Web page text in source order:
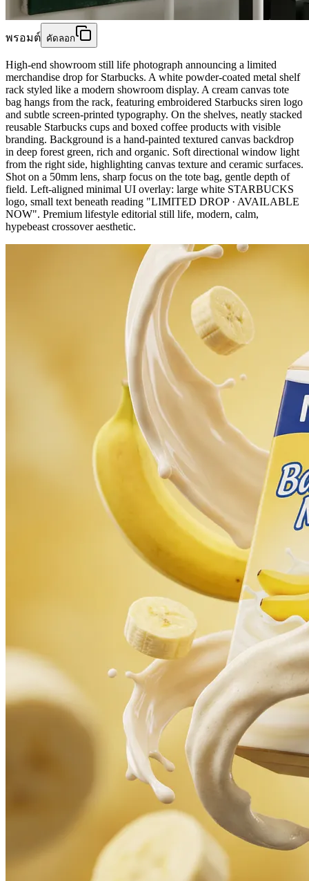
พรอมต์ คัดลอก
High-end showroom still life photograph announcing a limited
merchandise drop for Starbucks. A white powder-coated metal shelf
rack styled like a modern showroom display. A cream canvas tote
bag hangs from the rack, featuring embroidered Starbucks siren logo
and subtle screen-printed typography. On the shelves, neatly stacked
reusable Starbucks cups and boxed coffee products with visible
branding. Background is a hand-painted textured canvas backdrop
in deep forest green, rich and organic. Soft directional window light
from the right side, highlighting canvas texture and ceramic surfaces.
Shot on a 50mm lens, sharp focus on the tote bag, gentle depth of
field. Left-aligned minimal UI overlay: large white STARBUCKS
logo, small text beneath reading "LIMITED DROP · AVAILABLE
NOW". Premium lifestyle editorial still life, modern, calm,
hypebeast crossover aesthetic.